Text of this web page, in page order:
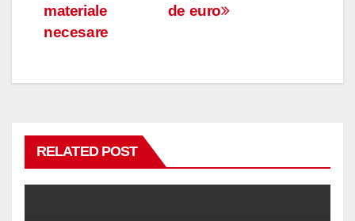
de euro
materiale
necesare
RELATED POST